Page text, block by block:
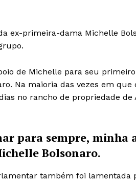
ex-primeira-dama Michelle
de Michelle para seu
Na maioria das vezes em
no rancho de propriedade
para sempre, minha
Bolsonaro.
também foi lamentada